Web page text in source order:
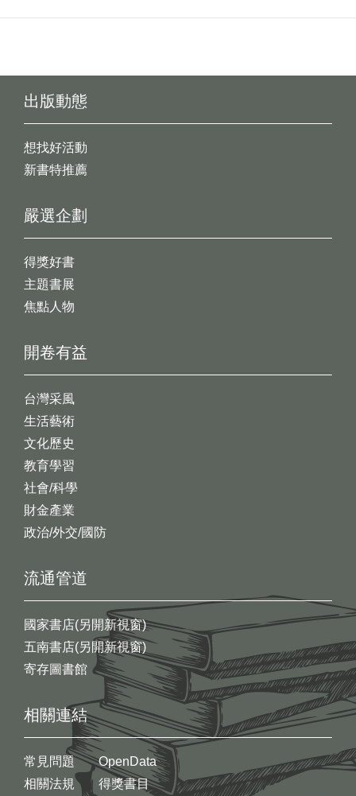
出版動態
想找好活動
新書特推薦
開卷有益
台灣采風
生活藝術
文化歷史
教育學習
社會/科學
財金產業
政治/外交/國防
嚴選企劃
得獎好書
主題書展
焦點人物
流通管道
國家書店(另開新視窗)
五南書店(另開新視窗)
寄存圖書館
相關連結
常見問題
相關法規
OpenData
得獎書目